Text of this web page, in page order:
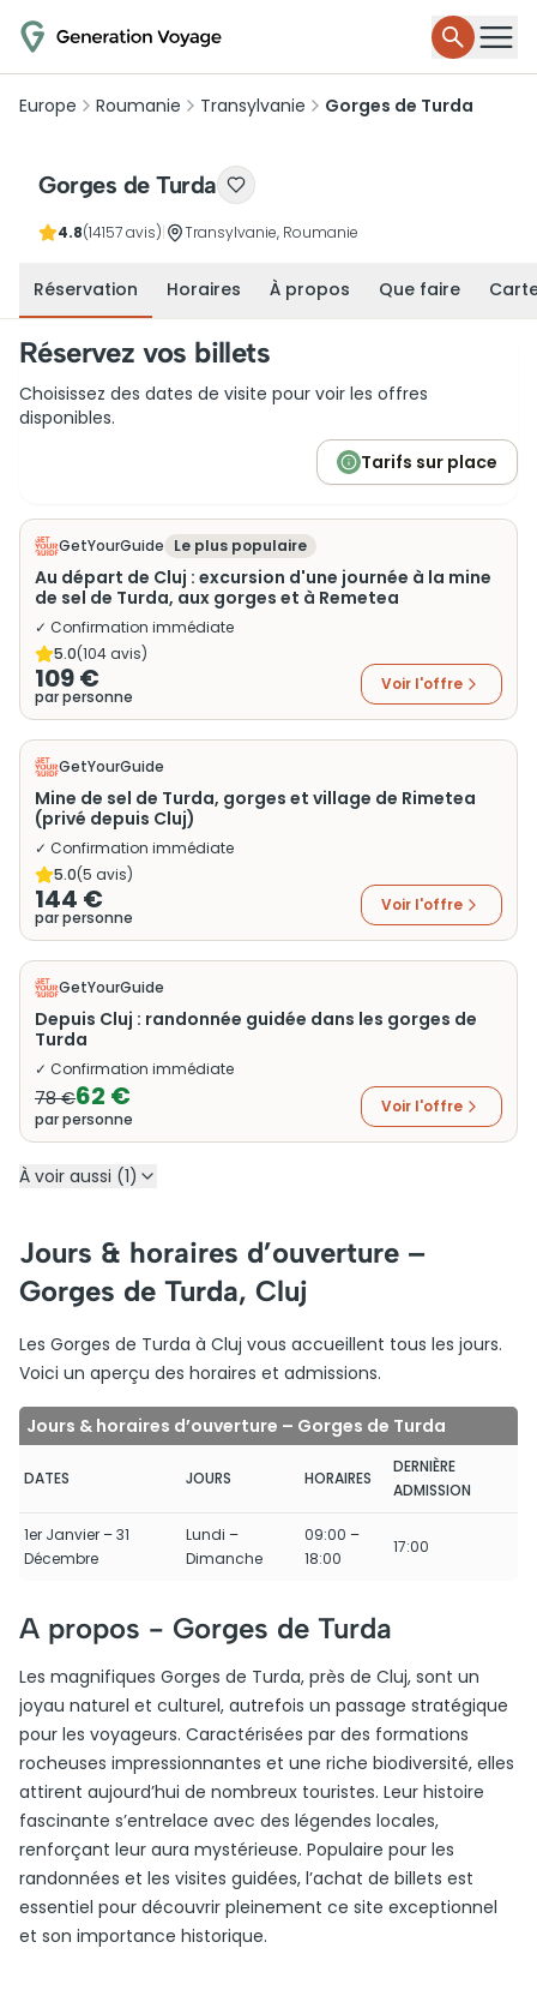
Europe Roumanie Transylvanie Gorges de Turda
Gorges de Turda
4.8(14157 avis) Transylvanie, Roumanie
Réservation Horaires À propos Que faire
Réservez vos billets
Choisissez des dates de visite pour voir les offres
disponibles.
Tarifs sur place
GetYourGuide Le plus populaire
Au départ de Cluj : excursion d'une journée à la mine
de sel de Turda, aux gorges et à Remetea
✓ Confirmation immédiate
5.0(104avis)
109 €
par personne
Voir l'offre
GetYourGuide
Mine de sel de Turda, gorges et village de Rimetea
(privé depuis Cluj)
✓ Confirmation immédiate
5.0(5 avis)
144 €
par personne
Voir l'offre
GetYourGuide
Depuis Cluj : randonnée guidée dans les gorges de
Turda
✓ Confirmation immédiate
78 €62 €
par personne
Voir l'offre
À voir aussi (1)
Jours & horaires d’ouverture –
Gorges de Turda, Cluj
Les Gorges de Turda à Cluj vous accueillent tous les jours.
Voici un aperçu des horaires et admissions.
Jours & horaires d’ouverture – Gorges de Turda
DATES JOURS HORAIRES
DERNIÈRE
ADMISSION
1er Janvier – 31
Décembre
Lundi –
Dimanche
09:00 –
18:00
17:00
A propos - Gorges de Turda
Les magnifiques Gorges de Turda, près de Cluj, sont un
joyau naturel et culturel, autrefois un passage stratégique
pour les voyageurs. Caractérisées par des formations
rocheuses impressionnantes et une riche biodiversité, elles
attirent aujourd’hui de nombreux touristes. Leur histoire
fascinante s’entrelace avec des légendes locales,
renforçant leur aura mystérieuse. Populaire pour les
randonnées et les visites guidées, l’achat de billets est
essentiel pour découvrir pleinement ce site exceptionnel
et son importance historique.